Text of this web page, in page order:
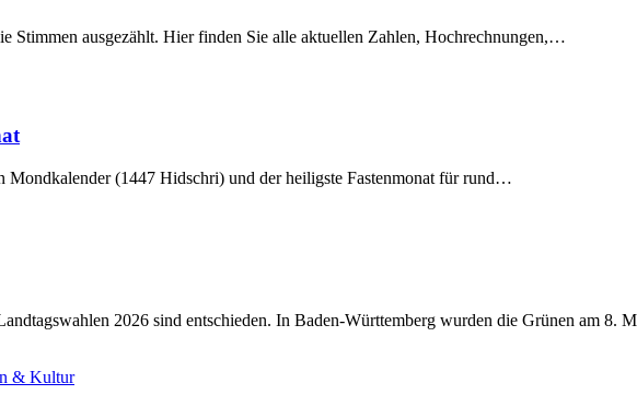
Stimmen ausgezählt. Hier finden Sie alle aktuellen Zahlen, Hochrechnungen,…
Mondkalender (1447 Hidschri) und der heiligste Fastenmonat für rund…
2026 sind entschieden. In Baden-Württemberg wurden die Grünen am 8.
& Kultur